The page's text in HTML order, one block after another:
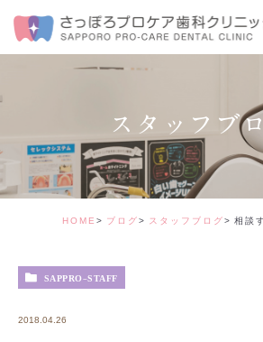
スタッフブ
HOME ブログ スタッフブログ 相談
SAPPRO-STAFF
2018.04.26